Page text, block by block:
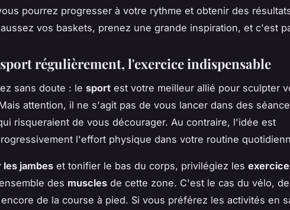
pourrez progresser à votre rythme et obtenir des
vos baskets, prenez une grande inspiration, et c'est
régulièrement, l'exercice indispensable
sans doute : le sport est votre meilleur allié pour sculpter
attention, il ne s'agit pas de vous lancer dans des
risqueraient de vous décourager. Au contraire, l'idée est
l'effort physique dans votre routine
les jambes et tonifier le bas du corps, privilégiez les
des muscles de cette zone. C'est le cas du vélo,
de la course à pied. Si vous préférez les activités en